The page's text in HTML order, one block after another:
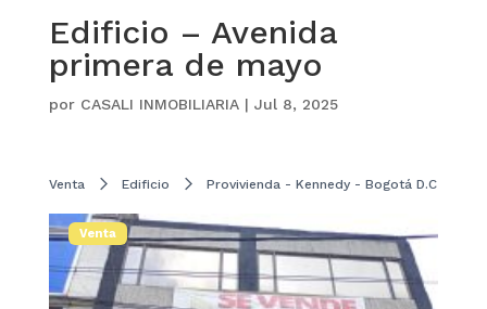
Edificio – Avenida
primera de mayo
por CASALI INMOBILIARIA| Jul 8, 2025
Venta Edificio Provivienda - Kennedy - Bogotá D.C
Venta